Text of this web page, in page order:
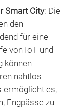
Smart City: Die
den
für eine
von IoT und
können
nahtlos
ermöglicht es,
Engpässe zu